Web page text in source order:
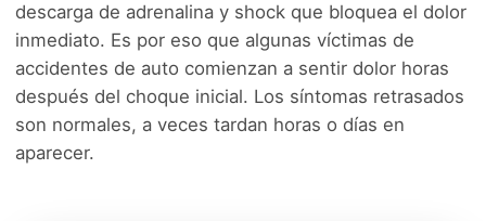
descarga de adrenalina y shock que bloquea el dolor
inmediato. Es por eso que algunas víctimas de
accidentes de auto comienzan a sentir dolor horas
después del choque inicial. Los síntomas retrasados
son normales, a veces tardan horas o días en
aparecer.